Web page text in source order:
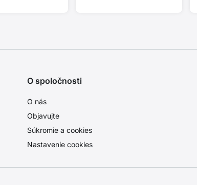
O spoločnosti
O nás
Objavujte
Súkromie a cookies
Nastavenie cookies